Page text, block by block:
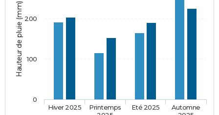
Hauteur de pluie (mm)
Hiver 2025
Printemps
Eté 2025
Automne
0
100
200